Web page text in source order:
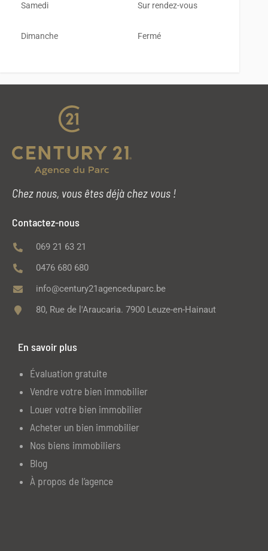
Samedi Sur rendez-vous
Dimanche Fermé
Chez nous, vous êtes déjà chez vous !
Contactez-nous
069 21 63 21
0476 680 680
info@century21agenceduparc.be
80, Rue de l'Araucaria. 7900 Leuze-en-Hainaut
En savoir plus
Évaluation gratuite
Vendre votre bien immobilier
Louer votre bien immobilier
Acheter un bien immobilier
Nos biens immobiliers
Blog
À propos de l’agence